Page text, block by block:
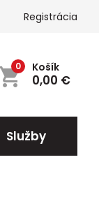
Registrácia
Košík
0,00 €
0
Služby